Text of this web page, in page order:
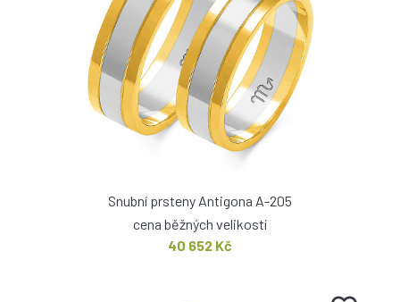
Snubní prsteny Antigona A-205
cena běžných velikostí
40 652 Kč